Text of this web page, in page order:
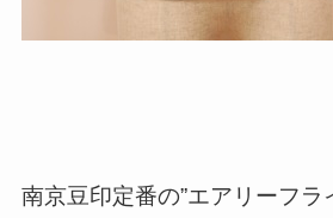
南京豆印定番の”エアリーフラ